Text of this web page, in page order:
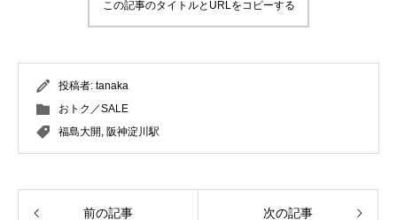
この記事のタイトルとURLをコピーする
投稿者: tanaka
おトク／SALE
福島大開 阪神淀川駅
前の記事 次の記事